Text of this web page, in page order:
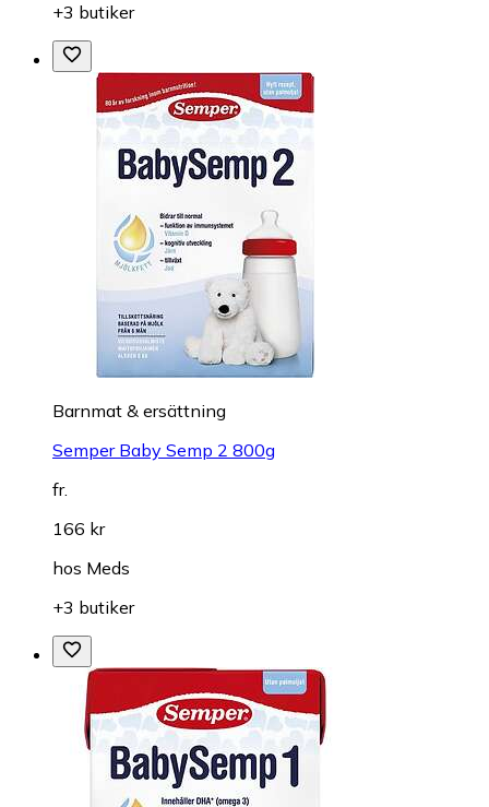
+3 butiker
Barnmat & ersättning
Semper Baby Semp 2 800g
fr.
166 kr
hos Meds
+3 butiker